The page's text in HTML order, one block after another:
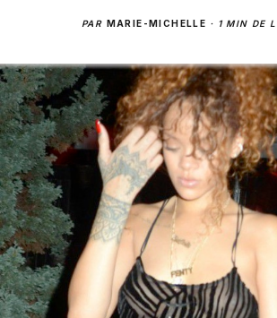
PAR MARIE-MICHELLE · 1 MIN DE